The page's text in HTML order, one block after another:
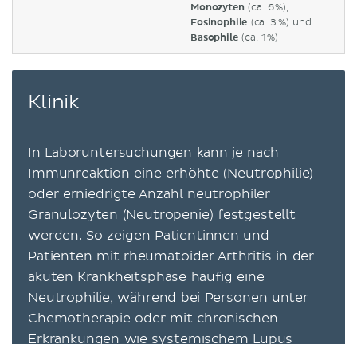
Monozyten(ca. 6 %),
Eosinophile (ca. 3 %) und
Basophile(ca. 1 %)
Klinik
In Laboruntersuchungen kann je nach
Immunreaktion eine erhöhte (Neutrophilie)
oder erniedrigte Anzahl neutrophiler
Granulozyten (Neutropenie) festgestellt
werden. So zeigen Patientinnen und
Patienten mit rheumatoider Arthritis in der
akuten Krankheitsphase häufig eine
Neutrophilie, während bei Personen unter
Chemotherapie oder mit chronischen
Erkrankungen wie systemischem Lupus